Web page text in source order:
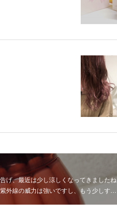
げ、最近は少し涼しくなってきましたね
外線の威力は強いですし、もう少しす…